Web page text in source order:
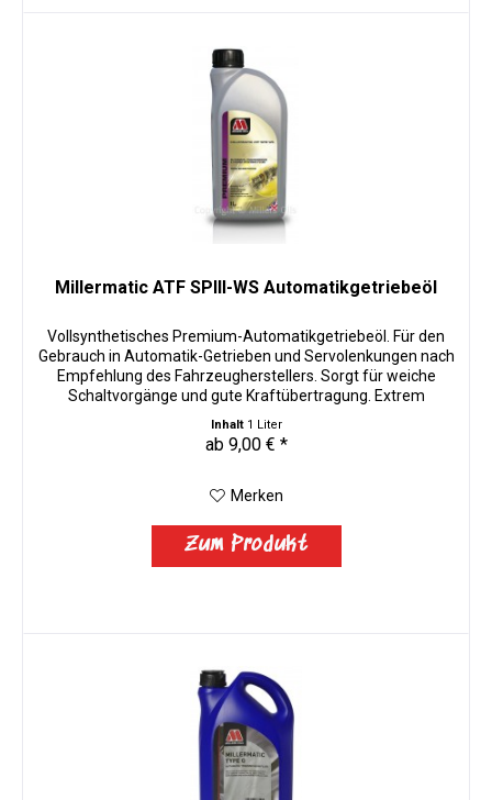
Millermatic ATF SPIII-WS Automatikgetriebeöl
Vollsynthetisches Premium-Automatikgetriebeöl. Für den
Gebrauch in Automatik-Getrieben und Servolenkungen nach
Empfehlung des Fahrzeugherstellers. Sorgt für weiche
Schaltvorgänge und gute Kraftübertragung. Extrem
Inhalt 1 Liter
ab 9,00 € *
Merken
Zum Produkt